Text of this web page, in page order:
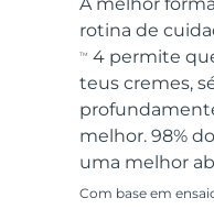
A melhor
rotina de
TM
4 permite
teus cremes,
melhor. 98%
uma melhor
Com base em
All acne
All
LUNA™
Serum
For
issa™
18% PAP
Cosméticos